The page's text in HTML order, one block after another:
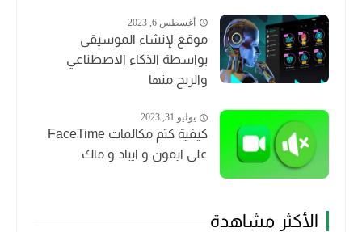
أغسطس 6, 2023
موقع لإنشاء الموسيقى
بواسطة الذكاء الاصطناعي
والربح منها
يوليو 31, 2023
كيفية كتم مكالمات FaceTime
على ايفون و ايباد و ماك
الأكثر مشاهدة